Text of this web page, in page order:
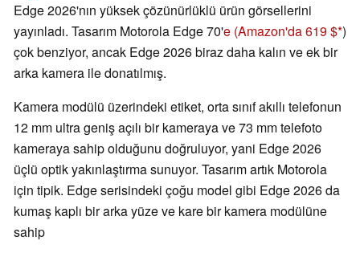
Edge 2026'nın yüksek çözünürlüklü ürün görsellerini
yayınladı. Tasarım Motorola Edge 70'e (Amazon'da 619 $ )
çok benziyor, ancak Edge 2026 biraz daha kalın ve ek bir
arka kamera ile donatılmış.
Kamera modülü üzerindeki etiket, orta sınıf akıllı telefonun
12 mm ultra geniş açılı bir kameraya ve 73 mm telefoto
kameraya sahip olduğunu doğruluyor, yani Edge 2026
üçlü optik yakınlaştırma sunuyor. Tasarım artık Motorola
için tipik. Edge serisindeki çoğu model gibi Edge 2026 da
kumaş kaplı bir arka yüze ve kare bir kamera modülüne
sahip